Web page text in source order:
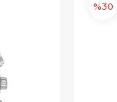
%30